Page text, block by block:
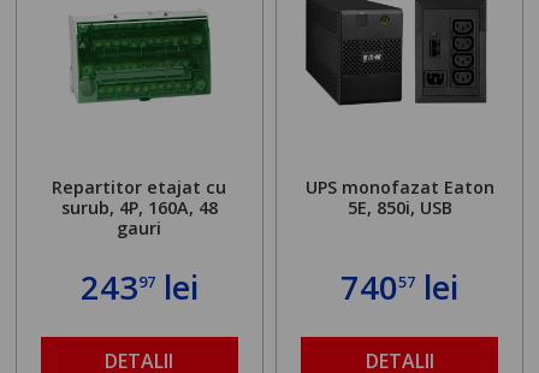
Repartitor etajat cu
surub, 4P, 160A, 48
gauri
24397lei
DETALII
UPS monofazat Eaton
5E, 850i, USB
74057 lei
DETALII